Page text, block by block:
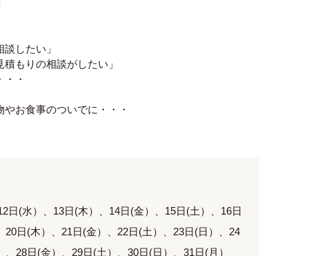
したい」
もりの相談がしたい」
・
お食事のついでに・・・
日(水）、13日(木）、14日(金）、15日(土）、16日
日(木）、21日(金）、22日(土）、23日(日）、24
28日(金）、29日(土）、30日(日）、31日(月）